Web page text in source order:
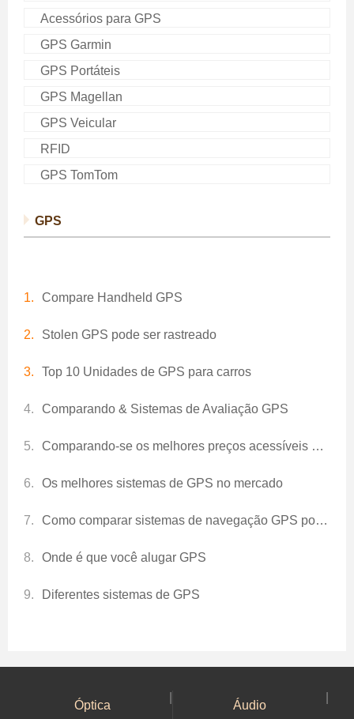
Acessórios para GPS
GPS Garmin
GPS Portáteis
GPS Magellan
GPS Veicular
RFID
GPS TomTom
GPS
Compare Handheld GPS
Stolen GPS pode ser rastreado
Top 10 Unidades de GPS para carros
Comparando & Sistemas de Avaliação GPS
Comparando-se os melhores preços acessíveis GPS
Os melhores sistemas de GPS no mercado
Como comparar sistemas de navegação GPS portáteis
Onde é que você alugar GPS
Diferentes sistemas de GPS
Óptica Áudio